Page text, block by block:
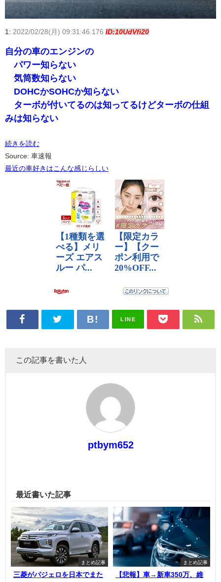
1: 2022/02/28(月) 09:31:46.176 ID:10UdVfi20
自分の車のエンジンの
パワー知らない
気筒数知らない
DOHCかSOHCか知らない
ターボが付いてるのは知ってるけどターボの仕組
みは知らない
続きを読む
Source: 車速報
最近の車好きはこんな感じらしい
LINE
この記事を書いた人
ptbym652
最近書いた記事
まとめ記事
三菱がパジェロを日本でまた
まとめ記事
【悲報】車→新車350万、維